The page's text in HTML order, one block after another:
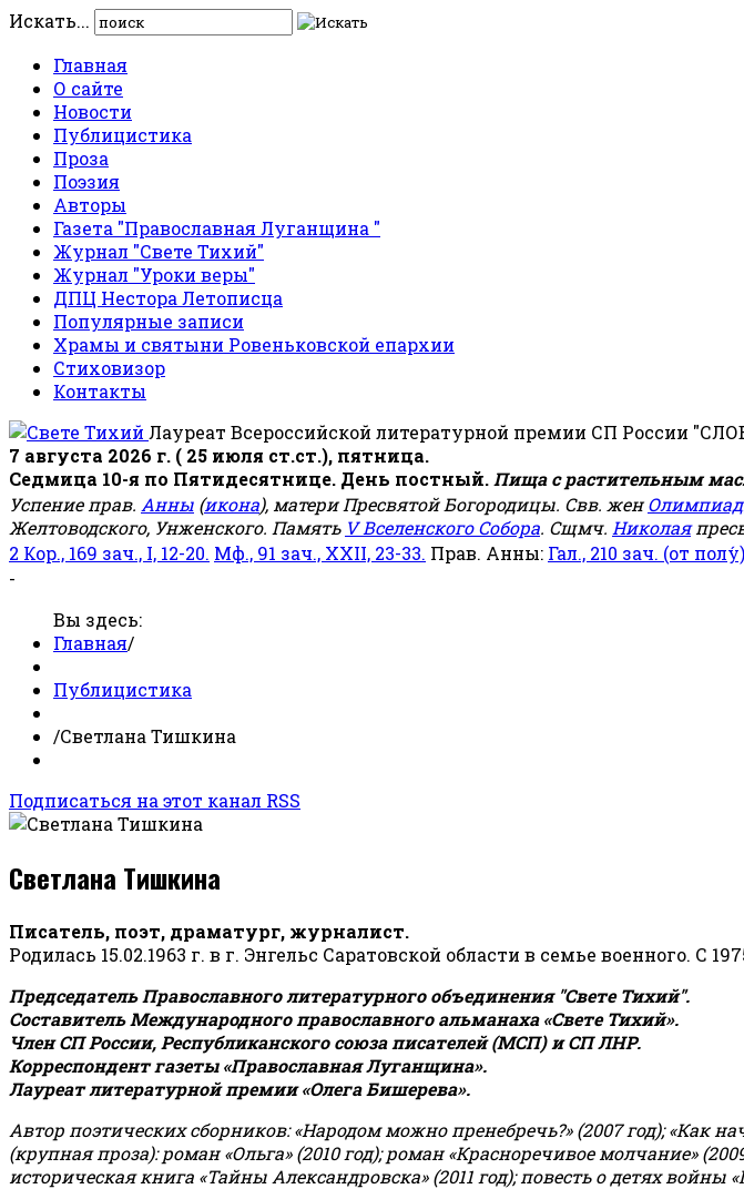
Искать...
Главная
О сайте
Новости
Публицистика
Проза
Поэзия
Авторы
Газета "Православная Луганщина "
Журнал "Свете Тихий"
Журнал "Уроки веры"
ДПЦ Нестора Летописца
Популярные записи
Храмы и святыни Ровеньковской епархии
Стиховизор
Контакты
Лауреат Всероссийской литературной премии СП России
7 августа 2026 г. ( 25 июля ст.ст.), пятница.
Седмица 10-я по Пятидесятнице. День постный. Пища с растительным
Успение прав. Анны (икона), матери Пресвятой Богородицы. Свв. жен
Желтоводского, Унженского. Память V Вселенского Собора. Сщмч. Николая
2 Кор., 169 зач., I, 12-20. Мф., 91 зач., XXII, 23-33. Прав. Анны: Гал., 210 зач. (от
-
Вы здесь:
Главная/
Публицистика
/Светлана Тишкина
Подписаться на этот канал RSS
Светлана Тишкина
Писатель, поэт, драматург, журналист.
Родилась 15.02.1963 г. в г. Энгельс Саратовской области в семье военного. С
Председатель Православного литературного объединения "Свете Тихий".
Составитель Международного православного альманаха «Свете Тихий».
Член СП России, Республиканского союза писателей (МСП) и СП ЛНР.
Корреспондент газеты «Православная Луганщина».
Лауреат литературной премии «Олега Бишерева».
Автор поэтических сборников: «Народом можно пренебречь?» (2007 год); «Как
(крупная проза): роман «Ольга» (2010 год); роман «Красноречивое молчание»
историческая книга «Тайны Александровска» (2011 год); повесть о детях войны